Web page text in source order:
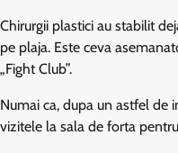
Chirurgii plastici au stabilit
pe plaja. Este ceva
„Fight Club”.
Numai ca, dupa un astfel de
vizitele la sala de forta